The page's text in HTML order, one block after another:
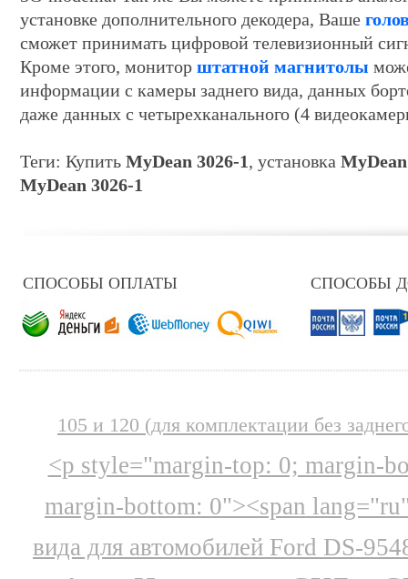
установке дополнительного декодера, Ваше
сможет принимать цифровой телевизионный
Кроме этого, монитор штатной магнитолы
информации с камеры заднего вида, данных
даже данных с четырехканального (4
Теги: Купить MyDean 3026-1, установка
MyDean 3026-1
СПОСОБЫ ОПЛАТЫ СПОСОБЫ
105 и 120 (для комплектации без
<p style="margin-top: 0; margin-
margin-bottom: 0"><span
вида для автомобилей Ford DS-